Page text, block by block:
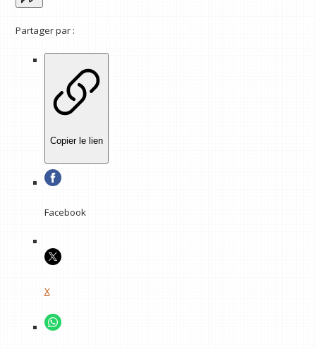
Partager par :
Copier le lien
Facebook
X